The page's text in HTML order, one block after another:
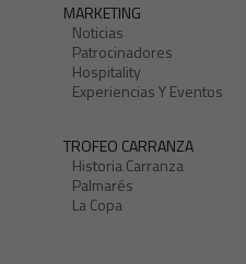
MARKETING
Noticias
Patrocinadores
Hospitality
Experiencias Y Eventos
TROFEO CARRANZA
Historia Carranza
Palmarés
La Copa